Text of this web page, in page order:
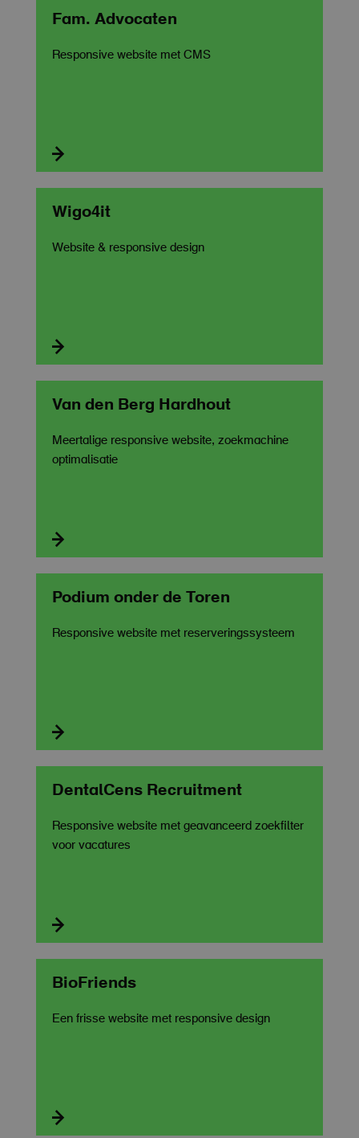
Fam. Advocaten
Responsive website met CMS

Wigo4it
Website & responsive design

Van den Berg Hardhout
Meertalige responsive website, zoekmachine
optimalisatie

Podium onder de Toren
Responsive website met reserveringssysteem

DentalCens Recruitment
Responsive website met geavanceerd zoekfilter
voor vacatures

BioFriends
Een frisse website met responsive design
